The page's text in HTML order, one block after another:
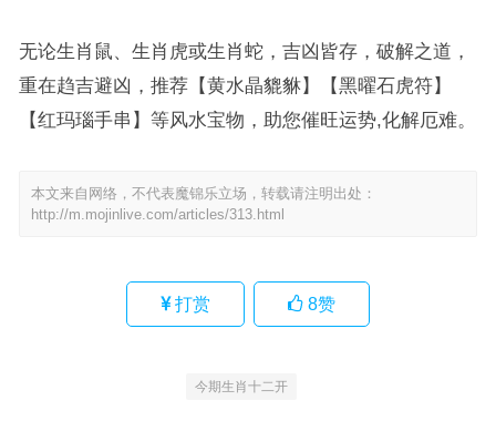
无论生肖鼠、生肖虎或生肖蛇，吉凶皆存，破解之道，
重在趋吉避凶，推荐【黄水晶貔貅】【黑曜石虎符】
【红玛瑙手串】等风水宝物，助您催旺运势,化解厄难。
本文来自网络，不代表魔锦乐立场，转载请注明出处：
http://m.mojinlive.com/articles/313.html
打赏 8赞
今期生肖十二开